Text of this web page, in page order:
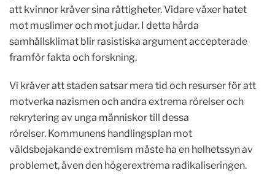
att kvinnor kräver sina rättigheter. Vidare växer hatet
mot muslimer och mot judar. I detta hårda
samhällsklimat blir rasistiska argument accepterade
framför fakta och forskning.
Vi kräver att staden satsar mera tid och resurser för att
motverka nazismen och andra extrema rörelser och
rekrytering av unga människor till dessa
rörelser. Kommunens handlingsplan mot
våldsbejakande extremism måste ha en helhetssyn av
problemet, även den högerextrema radikaliseringen.